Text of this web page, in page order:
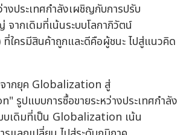
งประเทศกำลังเผชิญกับการปรับ
จากเดิมที่เน้นระบบโลกาภิวัตน์
ครมีสินค้าถูกและดีคือผู้ชนะ ไปสู่แนวคิด
จากยุค Globalization สู่
รูปแบบการซื้อขายระหว่างประเทศกำลัง
บเดิมที่เป็น Globalization เน้น